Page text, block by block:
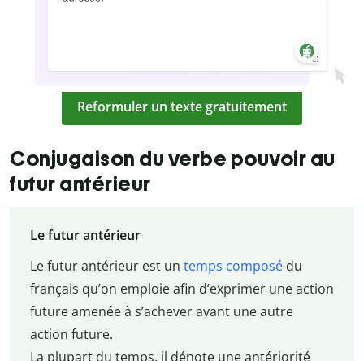
Reformuler un texte gratuitement
Conjugaison du verbe pouvoir au
futur antérieur
Le futur antérieur
Le futur antérieur est un temps composédu
français qu’on emploie afin d’exprimer une action
future amenée à s’achever avant une autre
action future.
La plupart du temps, il dénote une antériorité